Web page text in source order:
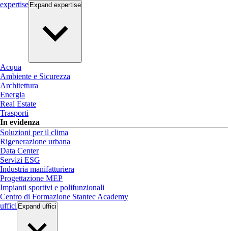
expertise Expand expertise
Acqua
Ambiente e Sicurezza
Architettura
Energia
Real Estate
Trasporti
In evidenza
Soluzioni per il clima
Rigenerazione urbana
Data Center
Servizi ESG
Industria manifatturiera
Progettazione MEP
Impianti sportivi e polifunzionali
Centro di Formazione Stantec Academy
uffici Expand uffici